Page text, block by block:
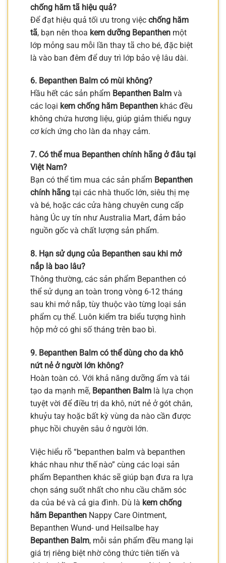
chống hăm tã hiệu quả?
Để đạt hiệu quả tối ưu trong việc chống hăm
tã, bạn nên thoa kem dưỡng Bepanthen một
lớp mỏng sau mỗi lần thay tã cho bé, đặc biệt
là vào ban đêm để duy trì lớp bảo vệ lâu dài.
6. Bepanthen Balm có mùi không?
Hầu hết các sản phẩm Bepanthen Balm và
các loại kem chống hăm Bepanthen khác đều
không chứa hương liệu, giúp giảm thiểu nguy
cơ kích ứng cho làn da nhạy cảm.
7. Có thể mua Bepanthen chính hãng ở đâu tại
Việt Nam?
Bạn có thể tìm mua các sản phẩm Bepanthen
chính hãng tại các nhà thuốc lớn, siêu thị mẹ
và bé, hoặc các cửa hàng chuyên cung cấp
hàng Úc uy tín như Australia Mart, đảm bảo
nguồn gốc và chất lượng sản phẩm.
8. Hạn sử dụng của Bepanthen sau khi mở
nắp là bao lâu?
Thông thường, các sản phẩm Bepanthen có
thể sử dụng an toàn trong vòng 6-12 tháng
sau khi mở nắp, tùy thuộc vào từng loại sản
phẩm cụ thể. Luôn kiểm tra biểu tượng hình
hộp mở có ghi số tháng trên bao bì.
9. Bepanthen Balm có thể dùng cho da khô
nứt nẻ ở người lớn không?
Hoàn toàn có. Với khả năng dưỡng ẩm và tái
tạo da mạnh mẽ, Bepanthen Balm là lựa chọn
tuyệt vời để điều trị da khô, nứt nẻ ở gót chân,
khuỷu tay hoặc bất kỳ vùng da nào cần được
phục hồi chuyên sâu ở người lớn.
Việc hiểu rõ “bepanthen balm và bepanthen
khác nhau như thế nào” cùng các loại sản
phẩm Bepanthen khác sẽ giúp bạn đưa ra lựa
chọn sáng suốt nhất cho nhu cầu chăm sóc
da của bé và cả gia đình. Dù là kem chống
hăm Bepanthen Nappy Care Ointment,
Bepanthen Wund- und Heilsalbe hay
Bepanthen Balm, mỗi sản phẩm đều mang lại
giá trị riêng biệt nhờ công thức tiên tiến và